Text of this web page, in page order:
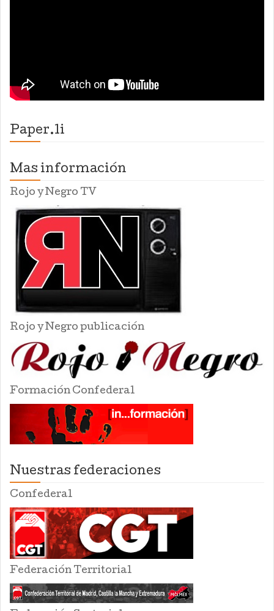
Paper.li
Mas información
Rojo y Negro TV
Rojo y Negro publicación
Formación Confederal
Nuestras federaciones
Confederal
Federación Territorial